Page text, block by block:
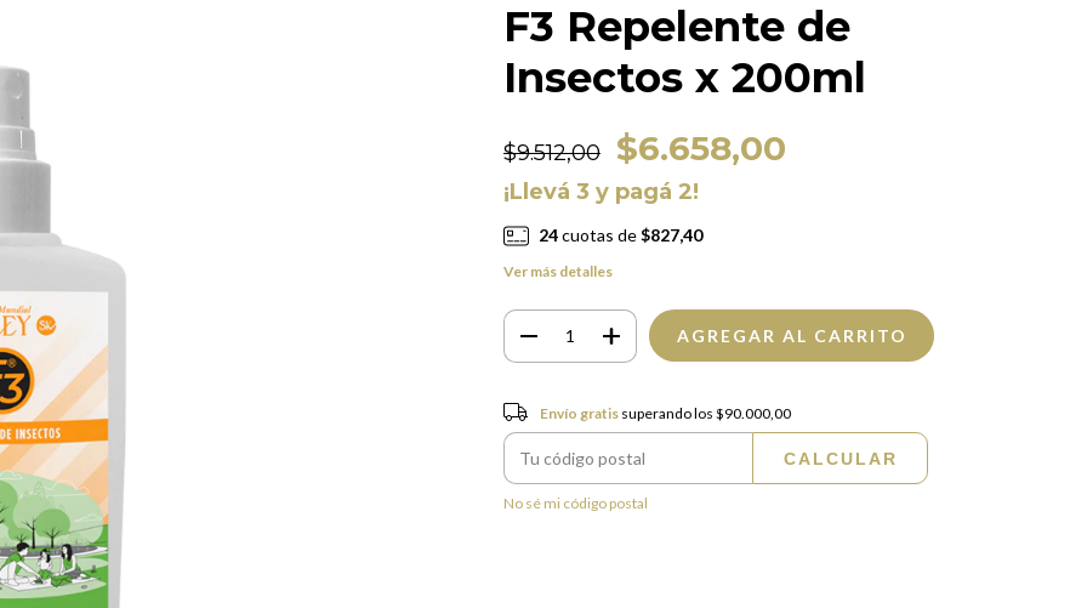
F3 Repelente de
Insectos x 200ml
$9.512,00 $6.658,00
¡Llevá 3 y pagá 2!
24cuotas de$827,40
Ver más detalles
Envío gratis
Entregas para el CP: CAMBIAR CP
Envío gratissuperando los $90.000,00
CALCULAR
No sé mi código postal